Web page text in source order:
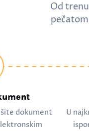
Od
dokument
U